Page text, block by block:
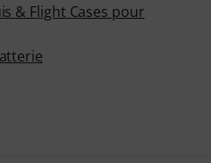
& Flight Cases pour